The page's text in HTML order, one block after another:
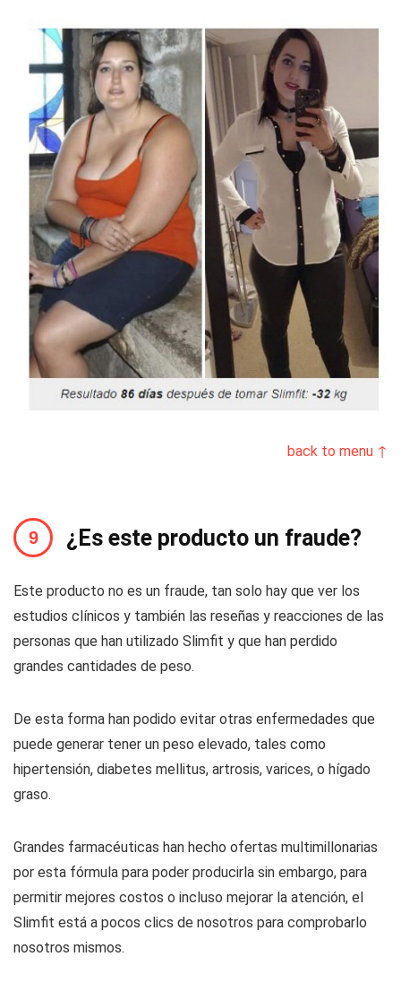
back to menu ↑
¿Es este producto un fraude?
Este producto no es un fraude, tan solo hay que ver los
estudios clínicos y también las reseñas y reacciones de las
personas que han utilizado Slimfit y que han perdido
grandes cantidades de peso.
De esta forma han podido evitar otras enfermedades que
puede generar tener un peso elevado, tales como
hipertensión, diabetes mellitus, artrosis, varices, o hígado
graso.
Grandes farmacéuticas han hecho ofertas multimillonarias
por esta fórmula para poder producirla sin embargo, para
permitir mejores costos o incluso mejorar la atención, el
Slimfit está a pocos clics de nosotros para comprobarlo
nosotros mismos.